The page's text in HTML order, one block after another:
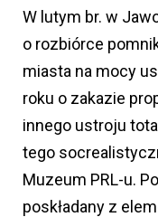
W lutym br. w
o rozbiórce
miasta na mocy
roku o zakazie
innego ustroju
tego
Muzeum PRL-u.
poskładany z